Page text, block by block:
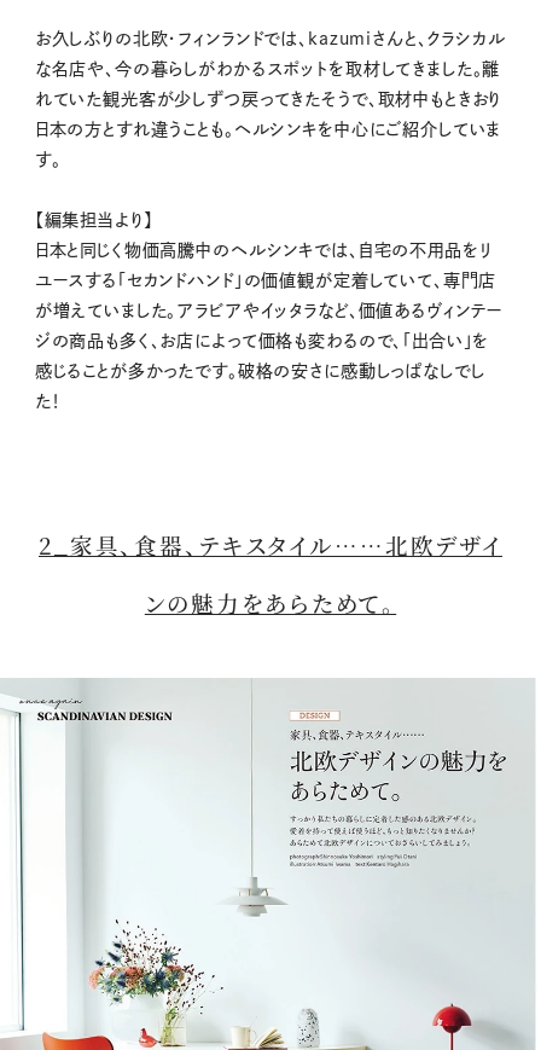
お久しぶりの北欧・フィンランドでは、kazumiさんと、クラシカル
な名店や、今の暮らしがわかるスポットを取材してきました。離
れていた観光客が少しずつ戻ってきたそうで、取材中もときおり
日本の方とすれ違うことも。ヘルシンキを中心にご紹介していま
す。
【編集担当より】
日本と同じく物価高騰中のヘルシンキでは、自宅の不用品をリ
ユースする「セカンドハンド」の価値観が定着していて、専門店
が増えていました。アラビアやイッタラなど、価値あるヴィンテー
ジの商品も多く、お店によって価格も変わるので、「出合い」を
感じることが多かったです。破格の安さに感動しっぱなしでし
た！
2_家具、食器、テキスタイル……北欧デザイ
ンの魅力をあらためて。